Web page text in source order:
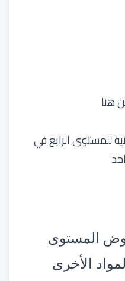
هنا
للمستوى الرابع في
المستوى
الأخرى